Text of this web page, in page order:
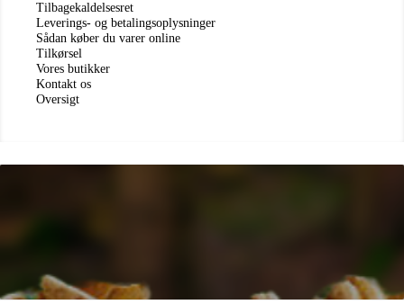
Tilbagekaldelsesret
Leverings- og betalingsoplysninger
Sådan køber du varer online
Tilkørsel
Vores butikker
Kontakt os
Oversigt